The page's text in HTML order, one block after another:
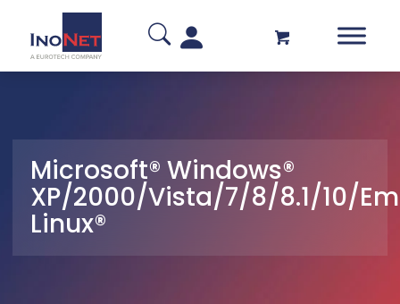
Microsoft® Windows®
XP/2000/Vista/7/8/8.1/10/
Linux®